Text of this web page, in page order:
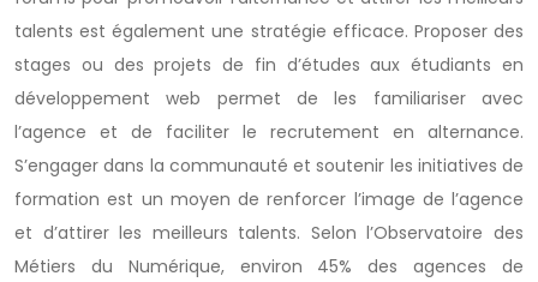
talents est également une stratégie efficace. Proposer des
stages ou des projets de fin d’études aux étudiants en
développement web permet de les familiariser avec
l’agence et de faciliter le recrutement en alternance.
S’engager dans la communauté et soutenir les initiatives de
formation est un moyen de renforcer l’image de l’agence
et d’attirer les meilleurs talents. Selon l’Observatoire des
Métiers du Numérique, environ 45% des agences de